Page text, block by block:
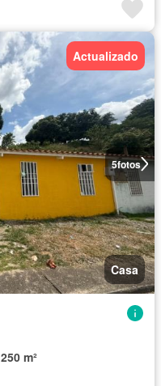
5fotos
Actualizado
Casa
250 m²